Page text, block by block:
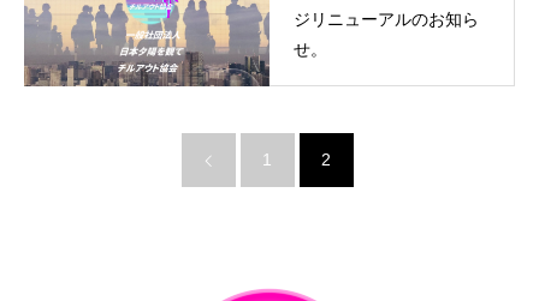
ジリニューアルのお知ら
せ。
1 2